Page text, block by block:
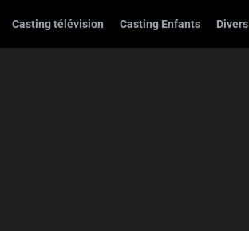
Casting télévision Casting Enfants Divers